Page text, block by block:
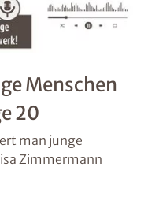
Menschen
20
man junge
Zimmermann